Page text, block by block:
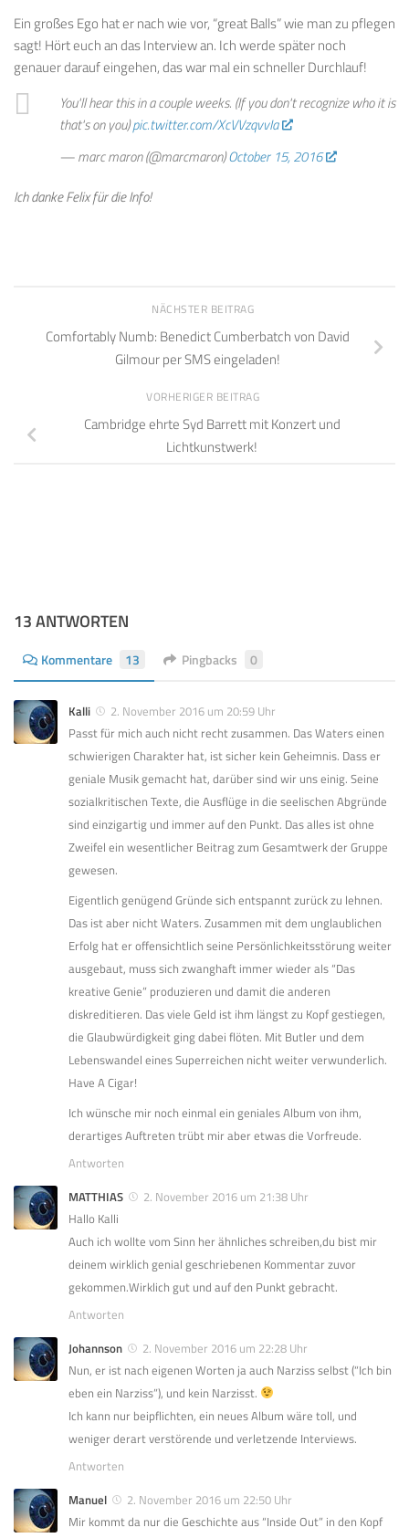
Ein großes Ego hat er nach wie vor, “great Balls” wie man zu pflegen
sagt! Hört euch an das Interview an. Ich werde später noch
genauer darauf eingehen, das war mal ein schneller Durchlauf!
You'll hear this in a couple weeks. (If you don't recognize who it is
that's on you)pic.twitter.com/XcVVzqvvIa
— marc maron (@marcmaron)October 15, 2016
Ich danke Felix für die Info!
NÄCHSTER BEITRAG
Comfortably Numb: Benedict Cumberbatch von David
Gilmour per SMS eingeladen!
VORHERIGER BEITRAG
Cambridge ehrte Syd Barrett mit Konzert und
Lichtkunstwerk!
13 ANTWORTEN
Kommentare 13 Pingbacks 0
Kalli
2. November 2016 um 20:59 Uhr
Passt für mich auch nicht recht zusammen. Das Waters einen
schwierigen Charakter hat, ist sicher kein Geheimnis. Dass er
geniale Musik gemacht hat, darüber sind wir uns einig. Seine
sozialkritischen Texte, die Ausflüge in die seelischen Abgründe
sind einzigartig und immer auf den Punkt. Das alles ist ohne
Zweifel ein wesentlicher Beitrag zum Gesamtwerk der Gruppe
gewesen.
Eigentlich genügend Gründe sich entspannt zurück zu lehnen.
Das ist aber nicht Waters. Zusammen mit dem unglaublichen
Erfolg hat er offensichtlich seine Persönlichkeitsstörung weiter
ausgebaut, muss sich zwanghaft immer wieder als “Das
kreative Genie” produzieren und damit die anderen
diskreditieren. Das viele Geld ist ihm längst zu Kopf gestiegen,
die Glaubwürdigkeit ging dabei flöten. Mit Butler und dem
Lebenswandel eines Superreichen nicht weiter verwunderlich.
Have A Cigar!
Ich wünsche mir noch einmal ein geniales Album von ihm,
derartiges Auftreten trübt mir aber etwas die Vorfreude.
Antworten
MATTHIAS
2. November 2016 um 21:38 Uhr
Hallo Kalli
Auch ich wollte vom Sinn her ähnliches schreiben,du bist mir
deinem wirklich genial geschriebenen Kommentar zuvor
gekommen.Wirklich gut und auf den Punkt gebracht.
Antworten
Johannson
2. November 2016 um 22:28 Uhr
Nun, er ist nach eigenen Worten ja auch Narziss selbst (“Ich bin
eben ein Narziss”), und kein Narzisst.
Ich kann nur beipflichten, ein neues Album wäre toll, und
weniger derart verstörende und verletzende Interviews.
Antworten
Manuel
2. November 2016 um 22:50 Uhr
Mir kommt da nur die Geschichte aus “Inside Out” in den Kopf